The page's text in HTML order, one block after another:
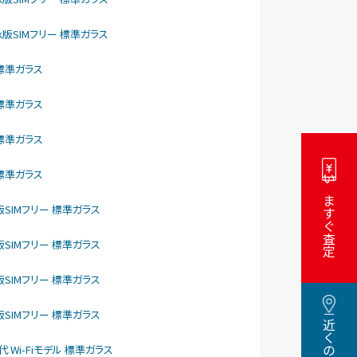
いますぐ査定
SIMフリー 標準ガラス
ガラス
ガラス
ガラス
ガラス
フリー 標準ガラス
フリー 標準ガラス
フリー 標準ガラス
フリー 標準ガラス
Wi-Fiモデル 標準ガラス